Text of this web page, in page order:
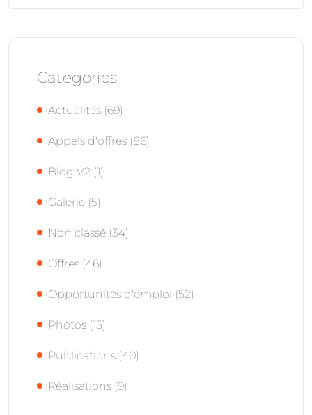
Categories
Actualités (69)
Appels d'offres (86)
Blog V2 (1)
Galerie (5)
Non classé (34)
Offres (46)
Opportunités d'emploi (52)
Photos (15)
Publications (40)
Réalisations (9)